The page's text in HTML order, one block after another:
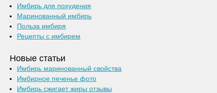
Имбирь для похудения
Маринованный имбирь
Польза имбиря
Рецепты с имбирем
Новые статьи
Имбирь маринованный свойства
Имбирное печенье фото
Имбирь сжигает жиры отзывы